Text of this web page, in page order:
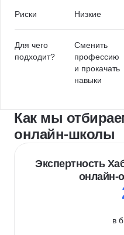
Риски Низкие
Для чего
подходит?
Сменить
профессию
и прокачать
навыки
Как мы
онлайн-школы
Экспертность
онлайн-
в